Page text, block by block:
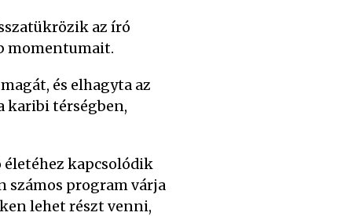
az író
momentumait.
és elhagyta az
karibi térségben,
kapcsolódik
számos program várja
lehet részt venni,